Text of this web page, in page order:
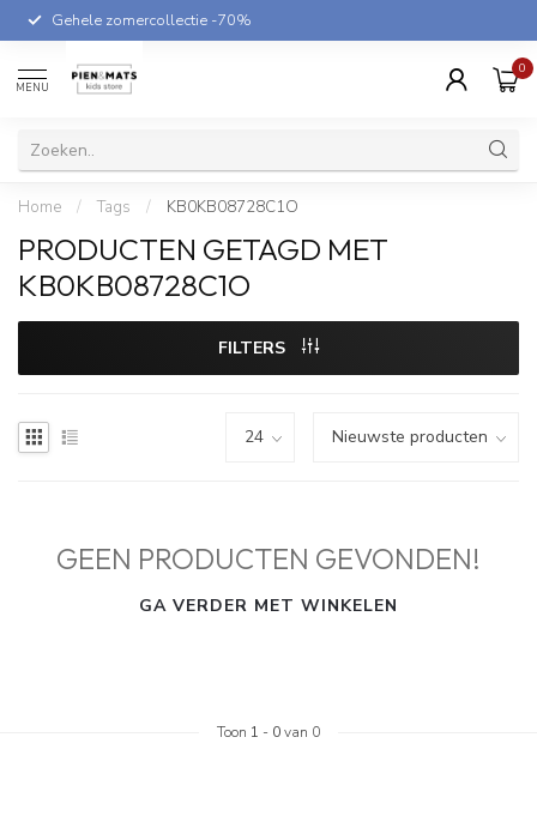
Gehele zomercollectie -70%
MENU
0
Home / Tags / KB0KB08728C1O
PRODUCTEN GETAGD MET
KB0KB08728C1O
FILTERS
GEEN PRODUCTEN GEVONDEN!
GA VERDER MET WINKELEN
Toon 1 - 0van 0